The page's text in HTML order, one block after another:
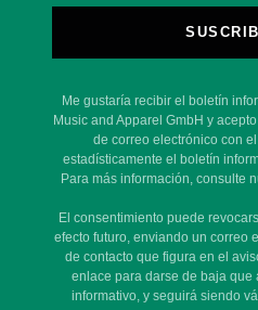
Me gustaría recibir el boletín
Music and Apparel GmbH y
de correo electrónico con
estadísticamente el boletín
Para más información, consulte
El consentimiento puede
efecto futuro, enviando un correo
de contacto que figura en el
enlace para darse de baja que
informativo, y seguirá siendo